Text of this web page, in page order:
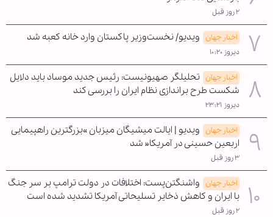
۲ روز قبل
اخبار جهان ویدیو/ نخست‌وزیر پاکستان وارد خانه کعبه شد
دیروز ۱۰:۲۰
اخبار جهان تحلیلگر صهیونیست: رئیس جدید موساد باید دلایل
شکست طرح براندازی نظام ایران را بررسی کند
دیروز ۲۳:۲۱
اخبار جهان ویدیو | ایالت میشیگان میزبان »بزرگترین راهپیمایی
اربعین حسینی در آمریکا« شد
۳ روز قبل
اخبار جهان واشنگتن‌پست: اختلافات در دولت ترامپ بر سر جنگ
با ایران و کاهش ذخایر تسلیحاتی آمریکا تشدید شده است
۲ روز قبل